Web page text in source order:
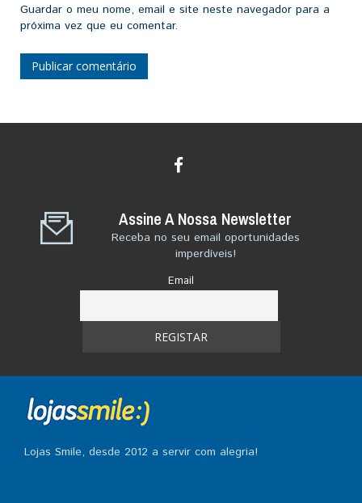
Guardar o meu nome, email e site neste navegador para a
próxima vez que eu comentar.
Assine A Nossa Newsletter
Receba no seu email oportunidades
imperdíveis!
Email
Lojas Smile, desde 2012 a servir com alegria!